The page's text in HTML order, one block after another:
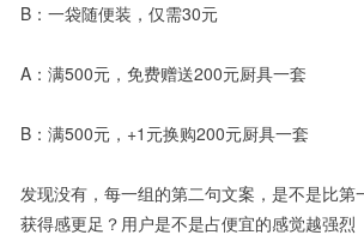
B：一袋随便装，仅需30元
A：满500元，免费赠送200元厨具一套
B：满500元，+1元换购200元厨具一套
发现没有，每一组的第二句文案，是不是比第
获得感更足？用户是不是占便宜的感觉越强烈